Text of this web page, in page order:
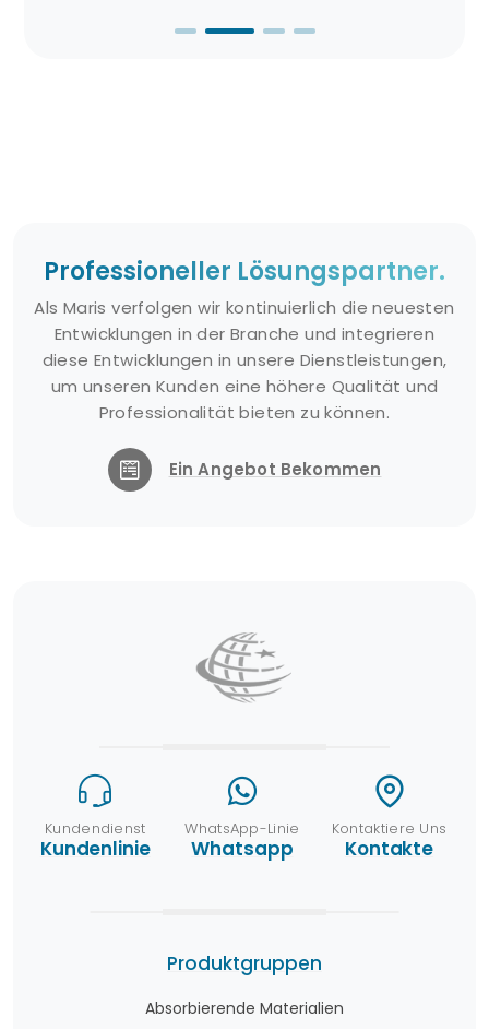
Professioneller Lösungspartner.
Als Maris verfolgen wir kontinuierlich die neuesten
Entwicklungen in der Branche und integrieren
diese Entwicklungen in unsere Dienstleistungen,
um unseren Kunden eine höhere Qualität und
Professionalität bieten zu können.
Ein Angebot Bekommen
Kundendienst
Kundenlinie
WhatsApp-Linie
Whatsapp
Kontaktiere Uns
Kontakte
Produktgruppen
Absorbierende Materialien